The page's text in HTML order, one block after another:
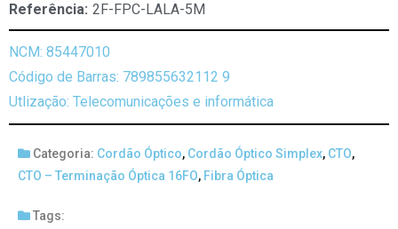
Referência: 2F-FPC-LALA-5M
NCM: 85447010
Código de Barras: 789855632112 9
Utlização: Telecomunicações e informática
Categoria: Cordão Óptico, Cordão Óptico Simplex, CTO,
CTO – Terminação Óptica 16FO, Fibra Óptica
Tags: